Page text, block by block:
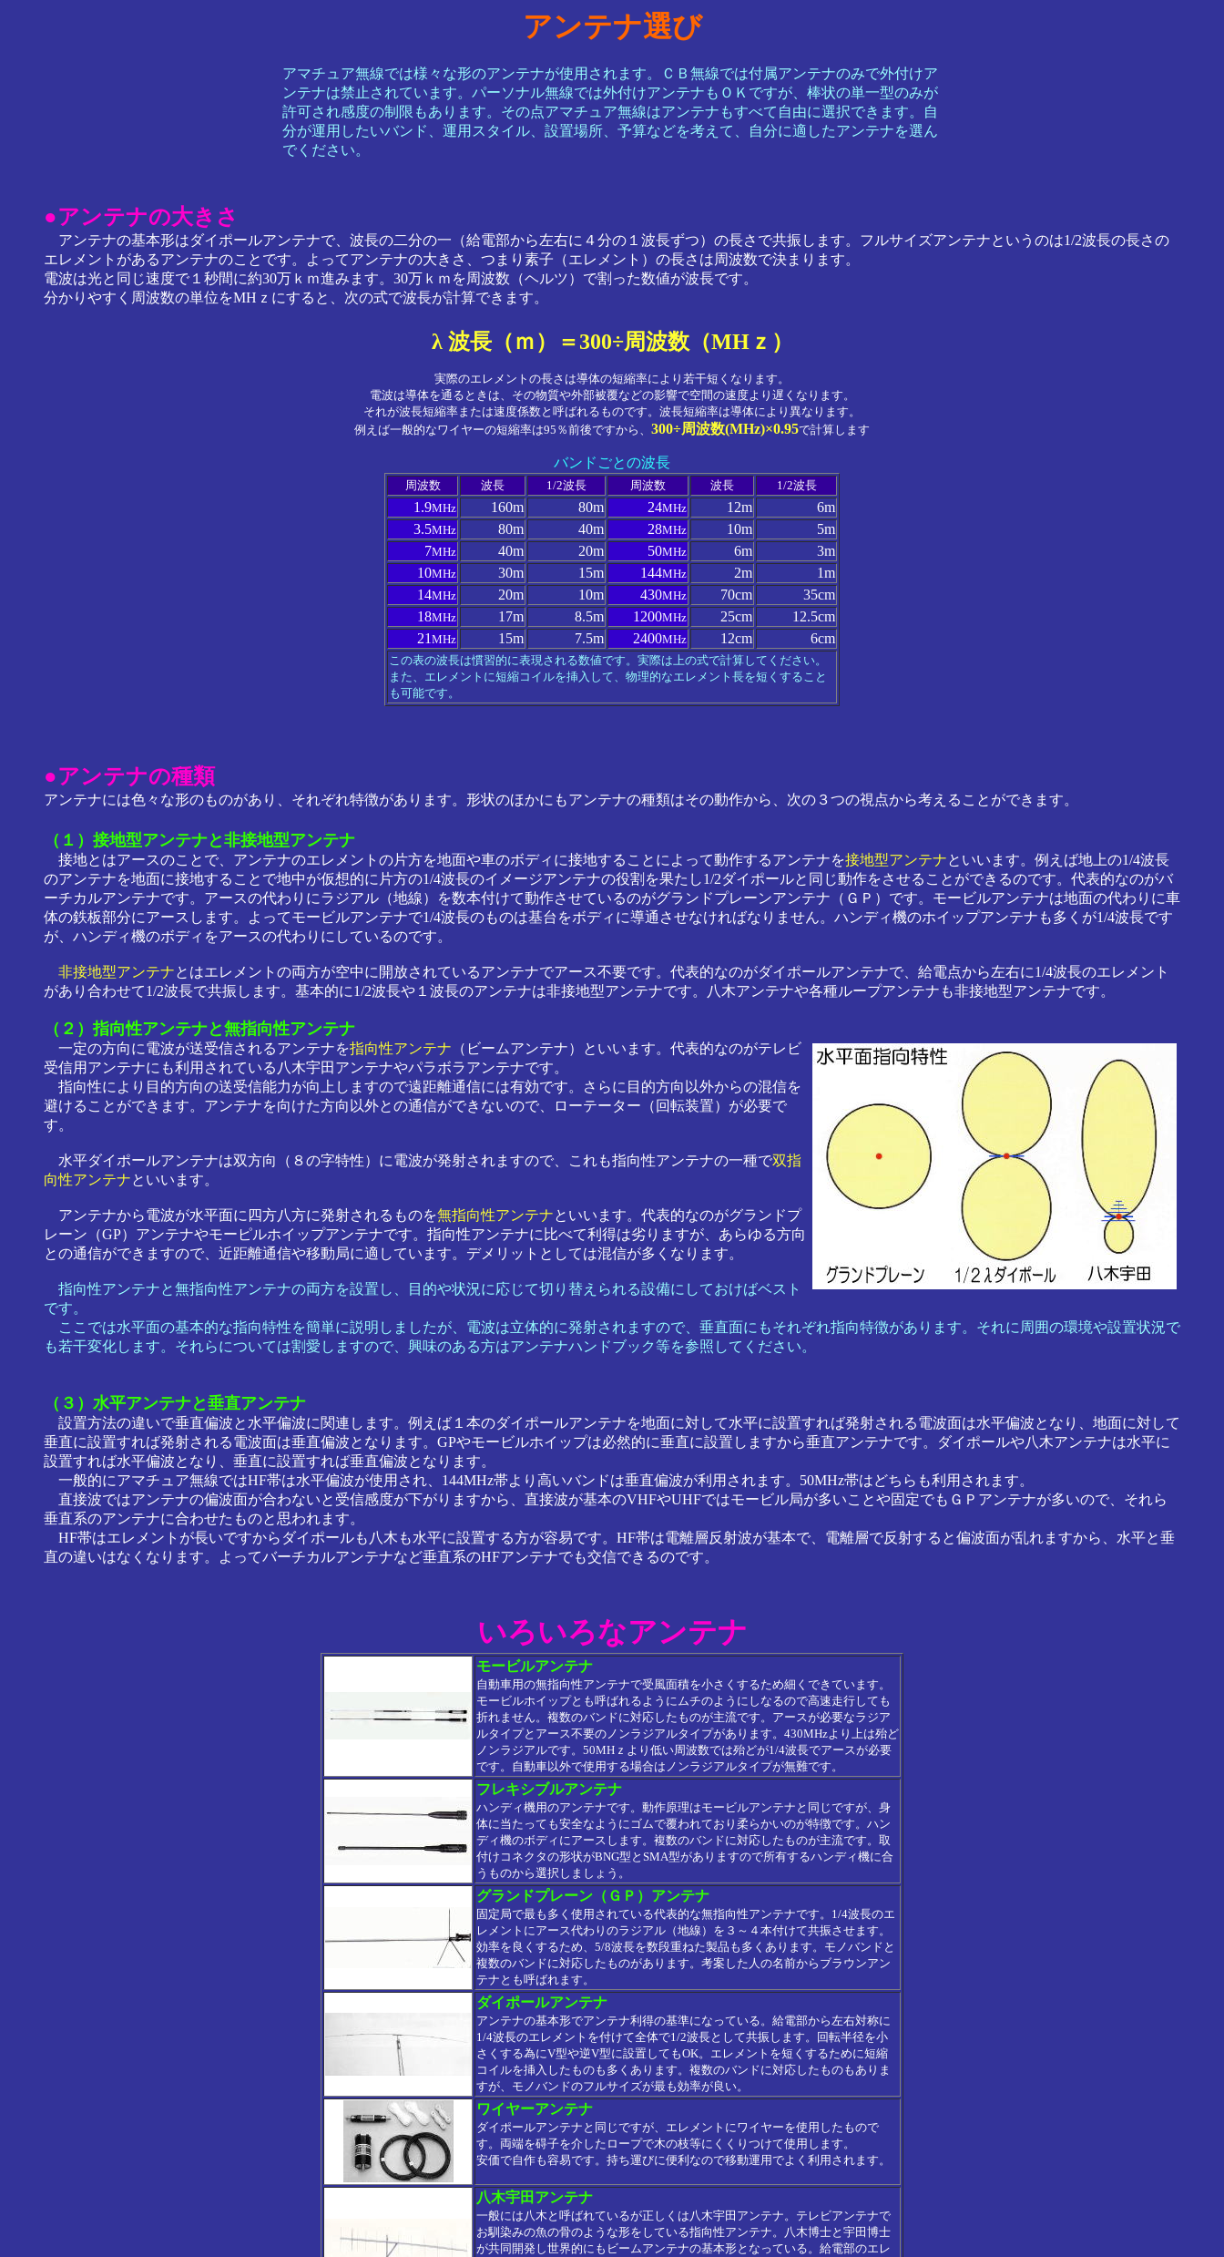
アンテナ選び
アマチュア無線では様々な形のアンテナが使用されます。ＣＢ無線では付属アンテナのみで外付けア
ンテナは禁止されています。パーソナル無線では外付けアンテナもＯＫですが、棒状の単一型のみが
許可され感度の制限もあります。その点アマチュア無線はアンテナもすべて自由に選択できます。自
分が運用したいバンド、運用スタイル、設置場所、予算などを考えて、自分に適したアンテナを選ん
でください。
●アンテナの大きさ
アンテナの基本形はダイポールアンテナで、波長の二分の一（給電部から左右に４分の１波長ずつ）の長さで共振します。フルサイズアンテナというのは1/2波長の長さの
エレメントがあるアンテナのことです。よってアンテナの大きさ、つまり素子（エレメント）の長さは周波数で決まります。
電波は光と同じ速度で１秒間に約30万ｋｍ進みます。30万ｋｍを周波数（ヘルツ）で割った数値が波長です。
分かりやすく周波数の単位をMHｚにすると、次の式で波長が計算できます。
λ 波長（ｍ）＝300÷周波数（MHｚ）
実際のエレメントの長さは導体の短縮率により若干短くなります。
電波は導体を通るときは、その物質や外部被覆などの影響で空間の速度より遅くなります。
それが波長短縮率または速度係数と呼ばれるものです。波長短縮率は導体により異なります。
例えば一般的なワイヤーの短縮率は95％前後ですから、 300÷周波数(MHz)×0.95で計算します
バンドごとの波長
周波数 波長 1/2波長 周波数 波長 1/2波長
1.9MHz 160m 80m 24MHz 12m
6m
3.5MHz 80m 40m 28MHz 10m
5m
7MHz 40m 20m 50MHz 6m
3m
10MHz 30m 15m 144MHz 2m
1m
14MHz 20m 10m 430MHz 70cm
35cm
18MHz 17m 8.5m 1200MHz 25cm
12.5cm
21 MHz 15m 7.5m 2400MHz 12cm 6cm
この表の波長は慣習的に表現される数値です。実際は上の式で計算してください。
また、エレメントに短縮コイルを挿入して、物理的なエレメント長を短くすること
も可能です。
●アンテナの種類
アンテナには色々な形のものがあり、それぞれ特徴があります。形状のほかにもアンテナの種類はその動作から、次の３つの視点から考えることができます。
（１）接地型アンテナと非接地型アンテナ
接地とはアースのことで、アンテナのエレメントの片方を地面や車のボディに接地することによって動作するアンテナを接地型アンテナといいます。例えば地上の1/4波長
のアンテナを地面に接地することで地中が仮想的に片方の1/4波長のイメージアンテナの役割を果たし1/2ダイポールと同じ動作をさせることができるのです。代表的なのがバ
ーチカルアンテナです。アースの代わりにラジアル（地線）を数本付けて動作させているのがグランドプレーンアンテナ（ＧＰ）です。モービルアンテナは地面の代わりに車
体の鉄板部分にアースします。よってモービルアンテナで1/4波長のものは基台をボディに導通させなければなりません。ハンディ機のホイップアンテナも多くが1/4波長です
が、ハンディ機のボディをアースの代わりにしているのです。
非接地型アンテナとはエレメントの両方が空中に開放されているアンテナでアース不要です。代表的なのがダイポールアンテナで、給電点から左右に1/4波長のエレメント
があり合わせて1/2波長で共振します。基本的に1/2波長や１波長のアンテナは非接地型アンテナです。八木アンテナや各種ループアンテナも非接地型アンテナです。
（２）指向性アンテナと無指向性アンテナ
一定の方向に電波が送受信されるアンテナを指向性アンテナ （ビームアンテナ）といいます。代表的なのがテレビ
受信用アンテナにも利用されている八木宇田アンテナやパラボラアンテナです。
指向性により目的方向の送受信能力が向上しますので遠距離通信には有効です。さらに目的方向以外からの混信を
避けることができます。アンテナを向けた方向以外との通信ができないので、ローテーター（回転装置）が必要で
す。
水平ダイポールアンテナは双方向（８の字特性）に電波が発射されますので、これも指向性アンテナの一種で双指
向性アンテナといいます。
アンテナから電波が水平面に四方八方に発射されるものを無指向性アンテナといいます。代表的なのがグランドプ
レーン（GP）アンテナやモーピルホイップアンテナです。指向性アンテナに比べて利得は劣りますが、あらゆる方向
との通信ができますので、近距離通信や移動局に適しています。デメリットとしては混信が多くなります。
指向性アンテナと無指向性アンテナの両方を設置し、目的や状況に応じて切り替えられる設備にしておけばベスト
です。
ここでは水平面の基本的な指向特性を簡単に説明しましたが、電波は立体的に発射されますので、垂直面にもそれぞれ指向特徴があります。それに周囲の環境や設置状況で
も若干変化します。それらについては割愛しますので、興味のある方はアンテナハンドブック等を参照してください。
（３）水平アンテナと垂直アンテナ
設置方法の違いで垂直偏波と水平偏波に関連します。例えば１本のダイポールアンテナを地面に対して水平に設置すれば発射される電波面は水平偏波となり、地面に対して
垂直に設置すれば発射される電波面は垂直偏波となります。GPやモービルホイップは必然的に垂直に設置しますから垂直アンテナです。ダイポールや八木アンテナは水平に
設置すれば水平偏波となり、垂直に設置すれば垂直偏波となります。
一般的にアマチュア無線ではHF帯は水平偏波が使用され、144MHz帯より高いバンドは垂直偏波が利用されます。50MHz帯はどちらも利用されます。
直接波ではアンテナの偏波面が合わないと受信感度が下がりますから、直接波が基本のVHFやUHFではモービル局が多いことや固定でもＧＰアンテナが多いので、それら
垂直系のアンテナに合わせたものと思われます。
HF帯はエレメントが長いですからダイポールも八木も水平に設置する方が容易です。HF帯は電離層反射波が基本で、電離層で反射すると偏波面が乱れますから、水平と垂
直の違いはなくなります。よってバーチカルアンテナなど垂直系のHFアンテナでも交信できるのです。
いろいろなアンテナ
モービルアンテナ
自動車用の無指向性アンテナで受風面積を小さくするため細くできています。
モービルホイップとも呼ばれるようにムチのようにしなるので高速走行しても
折れません。複数のバンドに対応したものが主流です。アースが必要なラジア
ルタイプとアース不要のノンラジアルタイプがあります。430MHzより上は殆ど
ノンラジアルです。50MHｚより低い周波数では殆どが1/4波長でアースが必要
です。自動車以外で使用する場合はノンラジアルタイプが無難です。
フレキシブルアンテナ
ハンディ機用のアンテナです。動作原理はモービルアンテナと同じですが、身
体に当たっても安全なようにゴムで覆われており柔らかいのが特徴です。ハン
ディ機のボディにアースします。複数のバンドに対応したものが主流です。取
付けコネクタの形状がBNG型とSMA型がありますので所有するハンディ機に合
うものから選択しましょう。
グランドプレーン（ＧＰ）アンテナ
固定局で最も多く使用されている代表的な無指向性アンテナです。1/4波長のエ
レメントにアース代わりのラジアル（地線）を３～４本付けて共振させます。
効率を良くするため、5/8波長を数段重ねた製品も多くあります。モノバンドと
複数のバンドに対応したものがあります。考案した人の名前からブラウンアン
テナとも呼ばれます。
ダイポールアンテナ
アンテナの基本形でアンテナ利得の基準になっている。給電部から左右対称に
1/4波長のエレメントを付けて全体で1/2波長として共振します。回転半径を小
さくする為にV型や逆V型に設置してもOK。エレメントを短くするために短縮
コイルを挿入したものも多くあります。複数のバンドに対応したものもありま
すが、モノバンドのフルサイズが最も効率が良い。
ワイヤーアンテナ
ダイポールアンテナと同じですが、エレメントにワイヤーを使用したもので
す。両端を碍子を介したロープで木の枝等にくくりつけて使用します。
安価で自作も容易です。持ち運びに便利なので移動運用でよく利用されます。
八木宇田アンテナ
一般には八木と呼ばれているが正しくは八木宇田アンテナ。テレビアンテナで
お馴染みの魚の骨のような形をしている指向性アンテナ。八木博士と宇田博士
が共同開発し世界的にもビームアンテナの基本形となっている。給電部のエレ